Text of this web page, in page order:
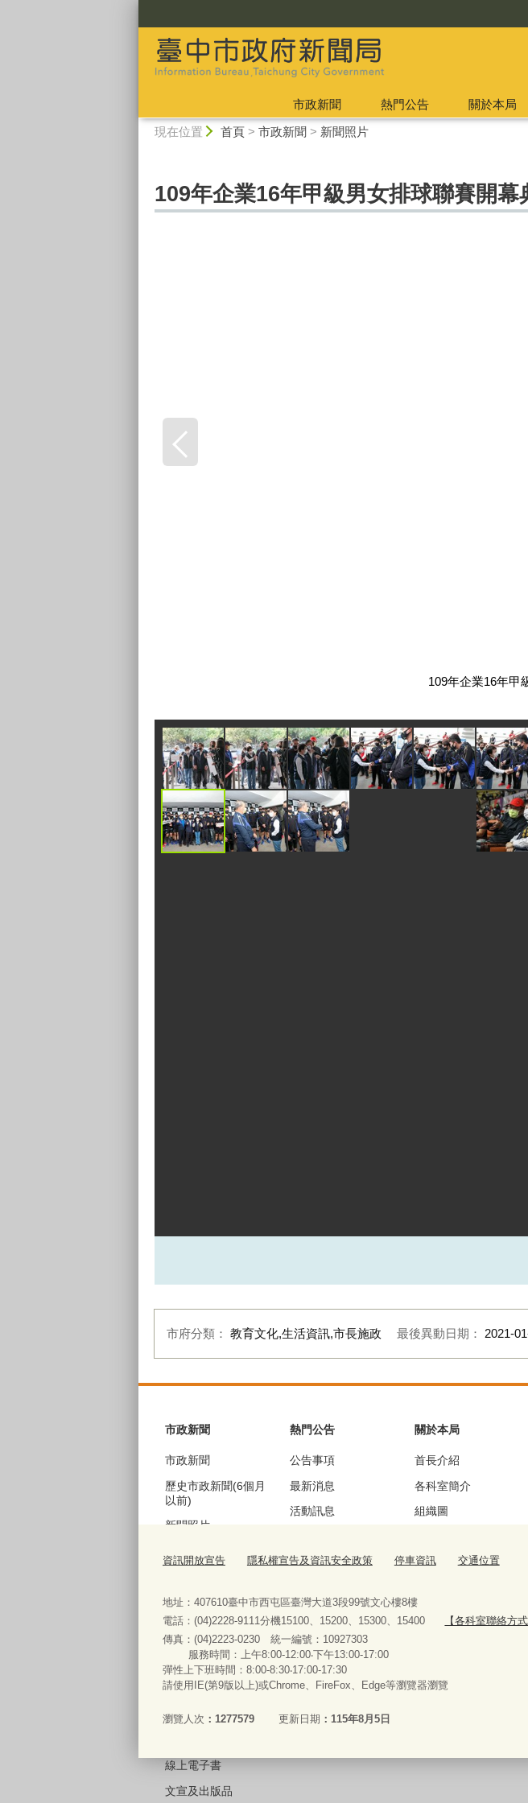
市政新聞 熱門公告 關於本局
現在位置 首頁> 市政新聞 > 新聞照片
109年企業16年甲級男女排球聯賽開幕
109年企業16年甲
市府分類： 教育文化,生活資訊,市長施政 最後異動日期： 2021-
市政新聞
市政新聞
歷史市政新聞(6個月
以前)
新聞照片
以前)
熱門公告
公告事項
最新消息
活動訊息
公聽會訊息
關於本局
首長介紹
各科室簡介
組織圖
交通位置
便民服務
法規查詢
表單下載與申辦
線上電子書
文宣及出版品
資訊開放宣告 隱私權宣告及資訊安全政策 停車資訊 交通位置
地址：407610臺中市西屯區臺灣大道3段99號文心樓8樓
電話：(04)2228-9111分機15100、15200、15300、15400
【各科室聯絡方式
傳真：(04)2223-0230 統一編號 ：
服務時間：上午8:00-12:00‧下午13:00-17:00
彈性上下班時間：8:00-8:30‧17:00-17:30
請使用IE(第9版以上)或Chrome、FireFox、Edge等瀏覽器瀏覽
瀏覽人次 1277579 更新日期 115年8月5日